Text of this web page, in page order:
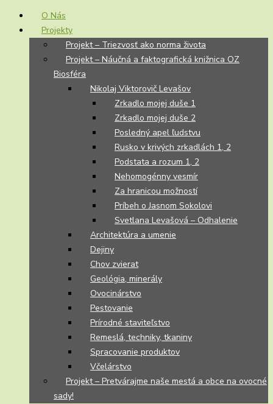
O Nás
Projekty
Projekt – Triezvosť ako norma života
Projekt – Náučná a faktografická knižnica OZ
Biosféra
Nikolaj Viktorovič Levašov
Zrkadlo mojej duše 1
Zrkadlo mojej duše 2
Posledný apel ľudstvu
Rusko v krivých zrkadlách 1, 2
Podstata a rozum 1, 2
Nehomogénny vesmír
Za hranicou možností
Príbeh o Jasnom Sokolovi
Svetlana Levašová – Odhalenie
Architektúra a umenie
Dejiny
Chov zvierat
Geológia, minerály
Ovocinárstvo
Pestovanie
Prírodné staviteľstvo
Remeslá, techniky, tkaniny
Spracovanie produktov
Včelárstvo
Projekt – Pretvárajme naše mestá a obce na ovocné
sady!